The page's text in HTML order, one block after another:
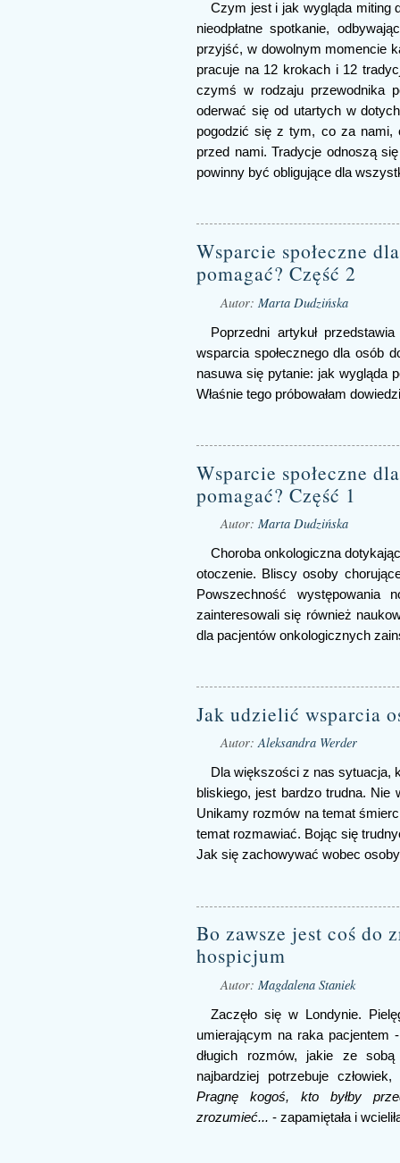
Czym jest i jak wygląda miting
nieodpłatne spotkanie,
przyjść, w dowolnym momencie
pracuje na 12 krokach i 12
czymś w rodzaju przewodnika
oderwać się od utartych w
pogodzić się z tym, co za nami,
przed nami. Tradycje odnoszą
powinny być obligujące dla
Wsparcie społeczne
pomagać? Część 2
Autor: Marta Dudzińska
Poprzedni artykuł
wsparcia społecznego dla osób
nasuwa się pytanie: jak wygląda
Właśnie tego próbowałam
Wsparcie społeczne
pomagać? Część 1
Autor: Marta Dudzińska
Choroba onkologiczna
otoczenie. Bliscy osoby
Powszechność występowania
zainteresowali się również
dla pacjentów onkologicznych
Jak udzielić wsparcia
Autor:Aleksandra Werder
Dla większości z nas sytuacja,
bliskiego, jest bardzo trudna.
Unikamy rozmów na temat
temat rozmawiać. Bojąc się
Jak się zachowywać wobec
Bo zawsze jest coś do
hospicjum
Autor: Magdalena Staniek
Zaczęło się w Londynie.
umierającym na raka pacjentem
długich rozmów, jakie ze sobą
najbardziej potrzebuje
Pragnę kogoś, kto byłby
zrozumieć... - zapamiętała i